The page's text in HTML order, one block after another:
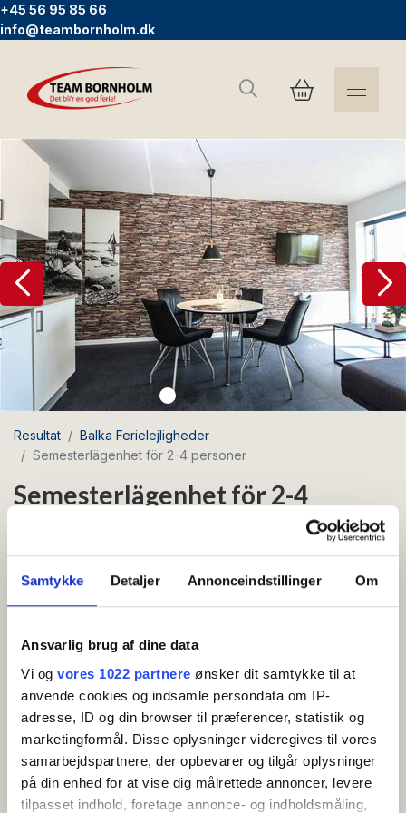
Samtykke Detaljer Annonceindstillinger Om
Ansvarlig brug af dine data
Vi og vores 1022 partnere ønsker dit samtykke til at
anvende cookies og indsamle persondata om IP-
adresse, ID og din browser til præferencer, statistik og
marketingformål. Disse oplysninger videregives til vores
samarbejdspartnere, der opbevarer og tilgår oplysninger
på din enhed for at vise dig målrettede annoncer, levere
tilpasset indhold, foretage annonce- og indholdsmåling,
+45 56 95 85 66
info@teambornholm.dk
Sök
Resultat
Balka Ferielejligheder
Semesterlägenhet för 2-4 personer
Semesterlägenhet för 2-4
Vacker och inbjudande lägenhet på 36 m2 med
egen solterrass i sydvästläge, belägen bara 400
meter från den vackra sandstranden i Balka.
Lägenhet på bottenvåningen med hall, kök med
kaffebryggare, vattenkokare och kyl med frysfack,
badrum och vardagsrum med matbord, TV och soffa